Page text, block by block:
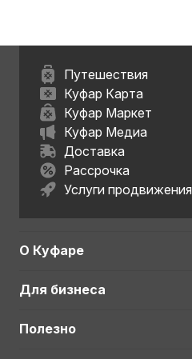
Путешествия
Куфар Карта
Куфар Маркет
Куфар Медиа
Доставка
Рассрочка
Услуги продвижения
О Куфаре
Для бизнеса
Полезно